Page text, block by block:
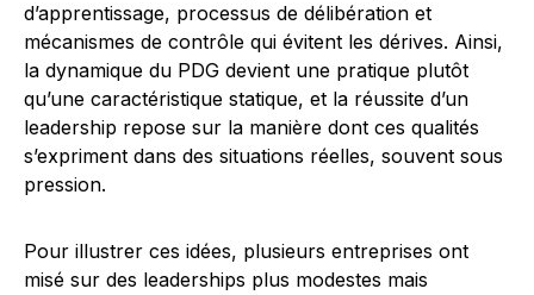
d’apprentissage, processus de délibération et
mécanismes de contrôle qui évitent les dérives. Ainsi,
la dynamique du PDG devient une pratique plutôt
qu’une caractéristique statique, et la réussite d’un
leadership repose sur la manière dont ces qualités
s’expriment dans des situations réelles, souvent sous
pression.
Pour illustrer ces idées, plusieurs entreprises ont
misé sur des leaderships plus modestes mais